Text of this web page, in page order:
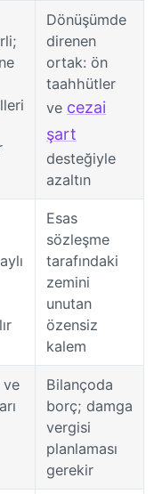
Dönüşümde
direnen
ortak: ön
taahhütler
ve cezai
şart
desteğiyle
azaltın
Esas
sözleşme
tarafındaki
zemini
unutan
özensiz
kalem
ve
Bilançoda
borç; damga
vergisi
planlaması
gerekir